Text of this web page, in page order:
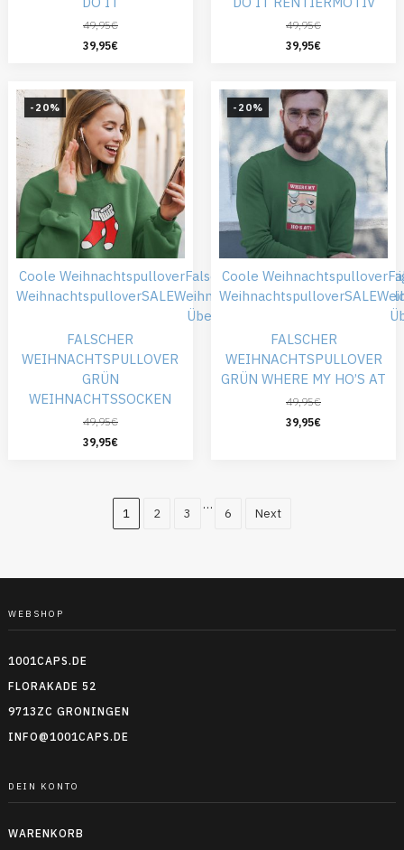
49,95€
39,95€
49,95€
39,95€
-20%
Coole WeihnachtspulloverFalsche Weihnachtspullover
WeihnachtspulloverSALEWeihnachtskleidung
Übergröße
FALSCHER
WEIHNACHTSPULLOVER
GRÜN
WEIHNACHTSSOCKEN
49,95€
39,95€
-20%
Coole Weihnachtspullover
WeihnachtspulloverSALE
FALSCHER
WEIHNACHTSPULLOVER
GRÜN WHERE MY HO’S AT
49,95€
39,95€
1 2 3
…
6 Next
WEBSHOP
1001CAPS.DE
FLORAKADE 52
9713ZC GRONINGEN
INFO@1001CAPS.DE
DEIN KONTO
WARENKORB